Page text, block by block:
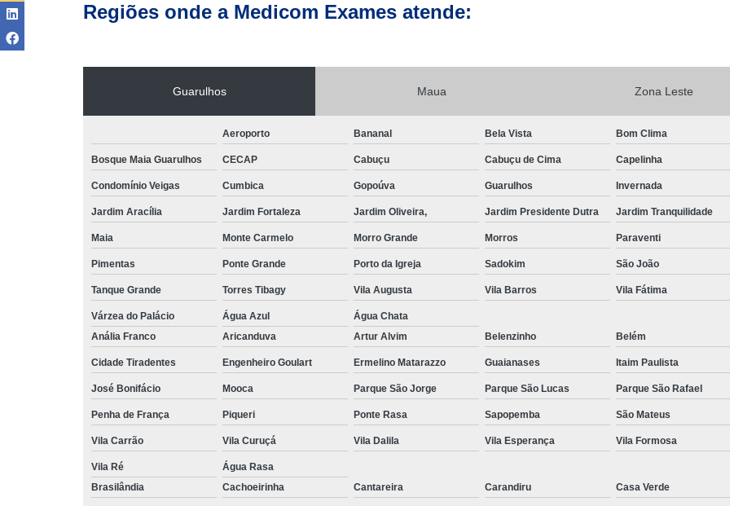
Exame de Imagem de
Exame de Imagem de
Exame de Imagem de
Exame de Imagem de
Exame de Imagem de
Exame de Imagem de
Exame de Imagem de
Exame de Imagem
Exame de Imagem Tomografia do Crânio
Ressonância Magnética Abdominal e
Ressonância Magnética Cerebral
Ressonância Magnética de Abdome Superior
Ressonância Magnética do Coração
Ressonância Magnética
Regiões onde a Medicom Exames atende:
Guarulhos Maua Zona Leste
Aeroporto Bananal Bela Vista Bom Clima
Bosque Maia Guarulhos CECAP Cabuçu Cabuçu de Cima Capelinha
Condomínio Veigas Cumbica Gopoúva Guarulhos Invernada
Jardim Aracília Jardim Fortaleza Jardim Oliveira, Jardim Presidente Dutra Jardim Tranquilidade
Maia Monte Carmelo Morro Grande Morros Paraventi
Pimentas Ponte Grande Porto da Igreja Sadokim São João
Tanque Grande Torres Tibagy Vila Augusta Vila Barros Vila Fátima
Várzea do Palácio Água Azul
Água Chata
Anália Franco
Aricanduva Artur Alvim Belenzinho Belém
Cidade Tiradentes Engenheiro Goulart Ermelino Matarazzo Guaianases Itaim Paulista
José Bonifácio Mooca Parque São Jorge Parque São Lucas Parque São Rafael
Penha de França Piqueri Ponte Rasa Sapopemba São Mateus
Vila Carrão Vila Curuçá Vila Dalila Vila Esperança Vila Formosa
Vila Ré
Água Rasa
Brasilândia
Cachoeirinha Cantareira Carandiru Casa Verde